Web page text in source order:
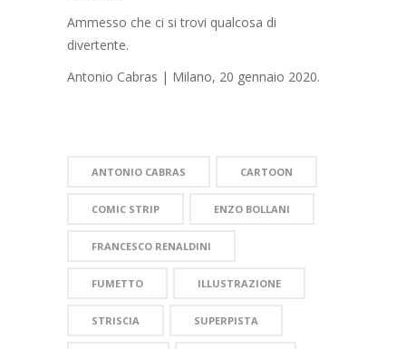
Ammesso che ci si trovi qualcosa di
divertente.
Antonio Cabras | Milano, 20 gennaio 2020.
ANTONIO CABRAS CARTOON
COMIC STRIP ENZO BOLLANI
FRANCESCO RENALDINI
FUMETTO ILLUSTRAZIONE
STRISCIA SUPERPISTA